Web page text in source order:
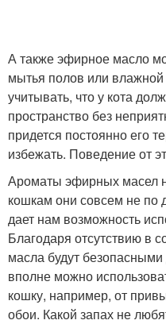
А также эфирное масло
мытья полов или
учитывать, что у кота
пространство без
придется постоянно его
избежать. Поведение от
Ароматы эфирных масел
кошкам они совсем не по
дает нам возможность
Благодаря отсутствию в
масла будут
вполне можно
кошку, например, от
обои. Какой запах не